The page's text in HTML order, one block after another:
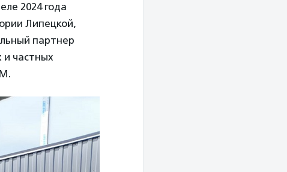
2024 года
Липецкой,
партнер
частных